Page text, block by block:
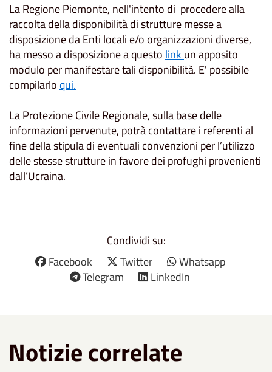
La Regione Piemonte, nell'intento di procedere alla
raccolta della disponibilità distrutturemesse a
disposizione da Enti locali e/o organizzazioni diverse,
ha messo a disposizione a questolinkun apposito
modulo per manifestare tali disponibilità. E' possibile
compilarloqui.
La Protezione Civile Regionale, sulla base delle
informazioni pervenute, potrà contattare i referenti al
fine della stipula di eventuali convenzioni per l’utilizzo
delle stessestrutturein favore dei profughi provenienti
dall’Ucraina.
Condividi su:
Facebook
Twitter
Whatsapp
Telegram
LinkedIn
Notizie correlate